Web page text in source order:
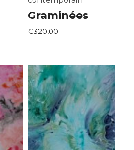
Graminées
€320,00